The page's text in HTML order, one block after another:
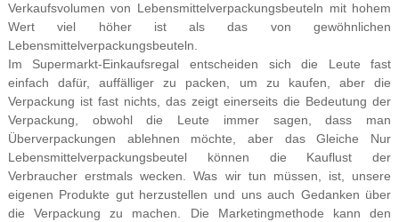
Verkaufsvolumen von Lebensmittelverpackungsbeuteln mit hohem
Wert viel höher ist als das von gewöhnlichen
Lebensmittelverpackungsbeuteln.
Im Supermarkt-Einkaufsregal entscheiden sich die Leute fast
einfach dafür, auffälliger zu packen, um zu kaufen, aber die
Verpackung ist fast nichts, das zeigt einerseits die Bedeutung der
Verpackung, obwohl die Leute immer sagen, dass man
Überverpackungen ablehnen möchte, aber das Gleiche Nur
Lebensmittelverpackungsbeutel können die Kauflust der
Verbraucher erstmals wecken. Was wir tun müssen, ist, unsere
eigenen Produkte gut herzustellen und uns auch Gedanken über
die Verpackung zu machen. Die Marketingmethode kann den